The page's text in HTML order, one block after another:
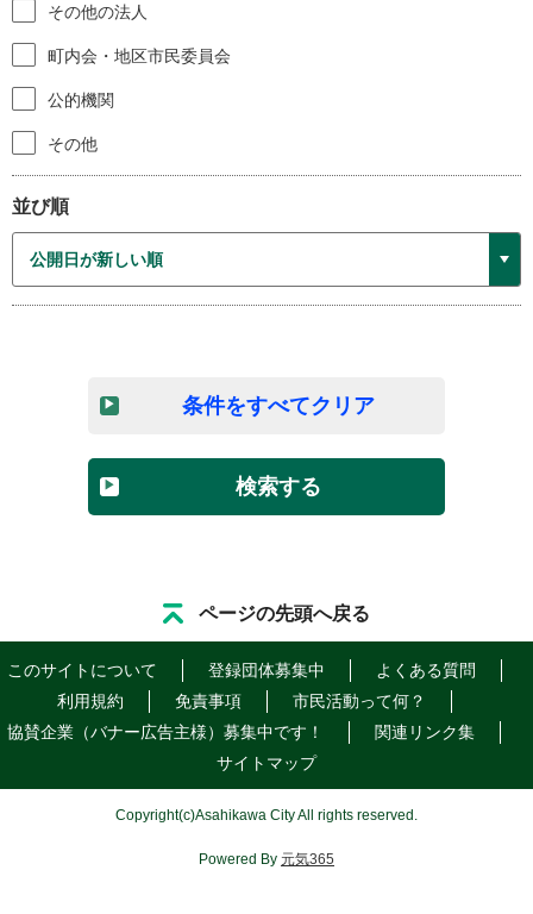
その他の法人
町内会・地区市民委員会
公的機関
その他
並び順
条件をすべてクリア
検索する
ページの先頭へ戻る
このサイトについて 登録団体募集中
よくある質問
利用規約
免責事項
市民活動って何？
協賛企業（バナー広告主様）募集中です！
関連リンク集
サイトマップ
Copyright(c)Asahikawa City All rights reserved.
Powered By 元気365